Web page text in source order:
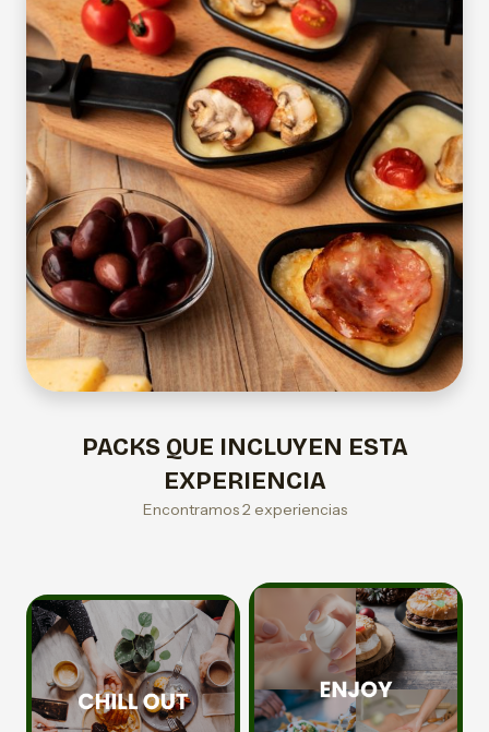
PACKS QUE INCLUYEN ESTA
EXPERIENCIA
Encontramos 2 experiencias